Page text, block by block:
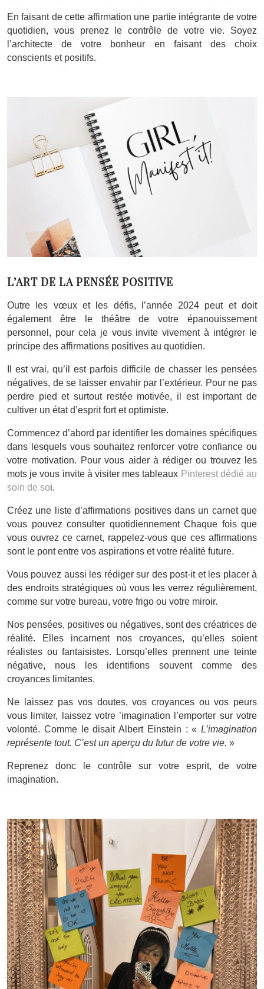
En faisant de cette affirmation une partie intégrante de votre
quotidien, vous prenez le contrôle de votre vie. Soyez
l’architecte de votre bonheur en faisant des choix
conscients et positifs.
L’ART DE LA PENSÉE POSITIVE
Outre les vœux et les défis, l’année 2024 peut et doit
également être le théâtre de votre épanouissement
personnel, pour cela je vous invite vivement à intégrer le
principe des affirmations positives au quotidien.
Il est vrai, qu’il est parfois difficile de chasser les pensées
négatives, de se laisser envahir par l’extérieur. Pour ne pas
perdre pied et surtout restée motivée, il est important de
cultiver un état d’esprit fort et optimiste.
Commencez d’abord par identifier les domaines spécifiques
dans lesquels vous souhaitez renforcer votre confiance ou
votre motivation. Pour vous aider à rédiger ou trouvez les
mots je vous invite à visiter mes tableaux Pinterest dédié au
soin de soi.
Créez une liste d’affirmations positives dans un carnet que
vous pouvez consulter quotidiennement Chaque fois que
vous ouvrez ce carnet, rappelez-vous que ces affirmations
sont le pont entre vos aspirations et votre réalité future.
Vous pouvez aussi les rédiger sur des post-it et les placer à
des endroits stratégiques où vous les verrez régulièrement,
comme sur votre bureau, votre frigo ou votre miroir.
Nos pensées, positives ou négatives, sont des créatrices de
réalité. Elles incarnent nos croyances, qu’elles soient
réalistes ou fantaisistes. Lorsqu’elles prennent une teinte
négative, nous les identifions souvent comme des
croyances limitantes.
Ne laissez pas vos doutes, vos croyances ou vos peurs
vous limiter, laissez votre ’imagination l’emporter sur votre
volonté. Comme le disait Albert Einstein : « L’imagination
représente tout. C’est un aperçu du futur de votre vie. »
Reprenez donc le contrôle sur votre esprit, de votre
imagination.